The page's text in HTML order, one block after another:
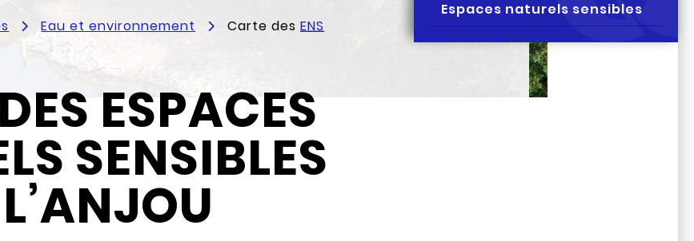
Eau et environnement Carte desENS
ESPACES
SENSIBLES
Espaces naturels sensibles